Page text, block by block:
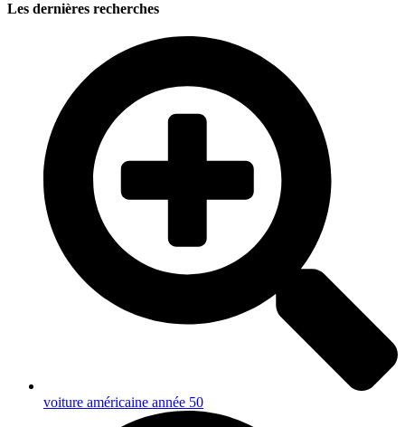
Les dernières recherches
voiture américaine année 50